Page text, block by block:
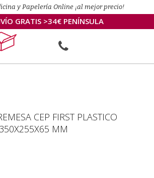
y Papelería Online ¡al mejor precio!
GRATIS >34€ PENÍNSULA
CEP FIRST PLASTICO
MM